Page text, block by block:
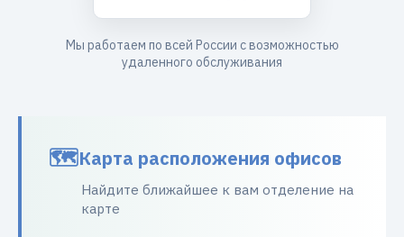
Мы работаем по всей России с возможностью
удаленного обслуживания
Карта расположения офисов
Найдите ближайшее к вам отделение на
карте